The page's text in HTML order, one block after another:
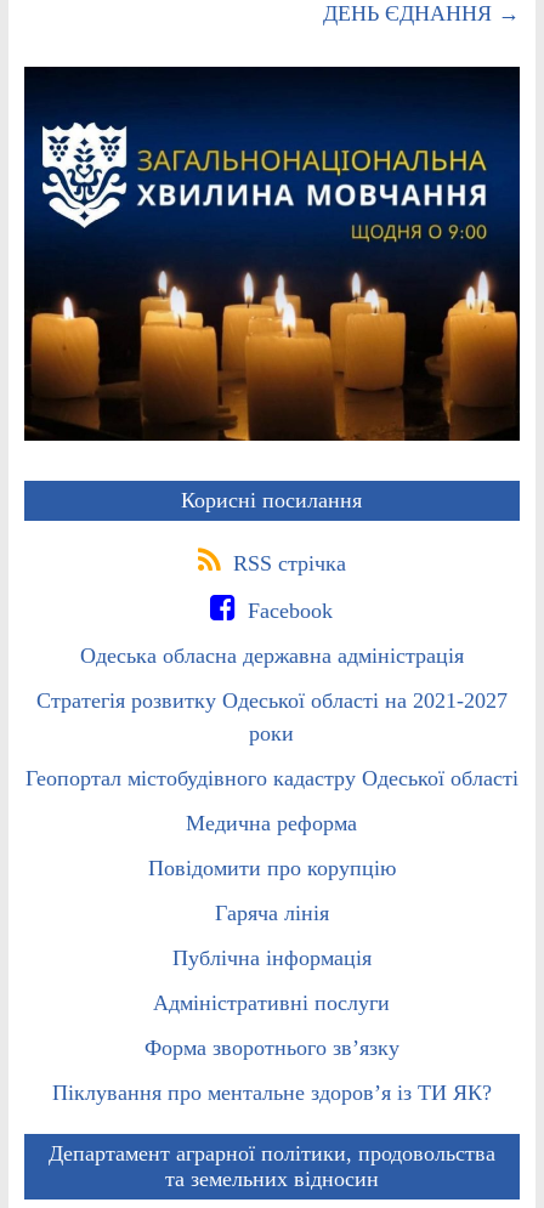
ДЕНЬ ЄДНАННЯ →
Корисні посилання
RSS стрічка
Facebook
Одеська обласна державна адміністрація
Стратегія розвитку Одеської області на 2021-2027
роки
Геопортал містобудівного кадастру Одеської області
Медична реформа
Повідомити про корупцію
Гаряча лінія
Публічна інформація
Адміністративні послуги
Форма зворотнього зв’язку
Піклування про ментальне здоров’я із ТИ ЯК?
Департамент аграрної політики, продовольства
та земельних відносин